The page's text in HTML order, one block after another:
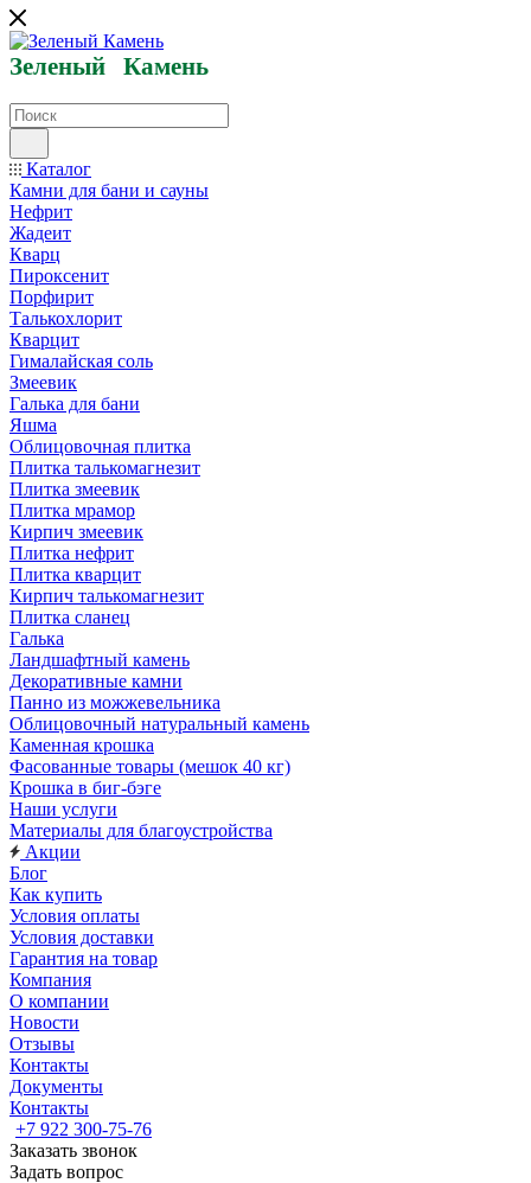
Зеленый Камень
Каталог
Камни для бани и сауны
Нефрит
Жадеит
Кварц
Пироксенит
Порфирит
Талькохлорит
Кварцит
Гималайская соль
Змеевик
Галька для бани
Яшма
Облицовочная плитка
Плитка талькомагнезит
Плитка змеевик
Плитка мрамор
Кирпич змеевик
Плитка нефрит
Плитка кварцит
Кирпич талькомагнезит
Плитка сланец
Галька
Ландшафтный камень
Декоративные камни
Панно из можжевельника
Облицовочный натуральный камень
Каменная крошка
Фасованные товары (мешок 40 кг)
Крошка в биг-бэге
Наши услуги
Материалы для благоустройства
Акции
Блог
Как купить
Условия оплаты
Условия доставки
Гарантия на товар
Компания
О компании
Новости
Отзывы
Контакты
Документы
Контакты
+7 922 300-75-76
Заказать звонок
Задать вопрос